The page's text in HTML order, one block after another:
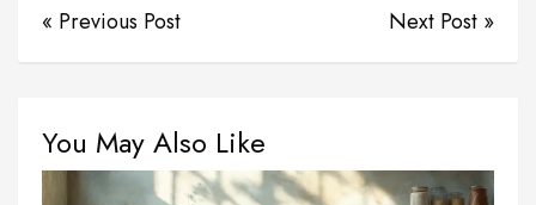
« Previous Post Next Post »
You May Also Like